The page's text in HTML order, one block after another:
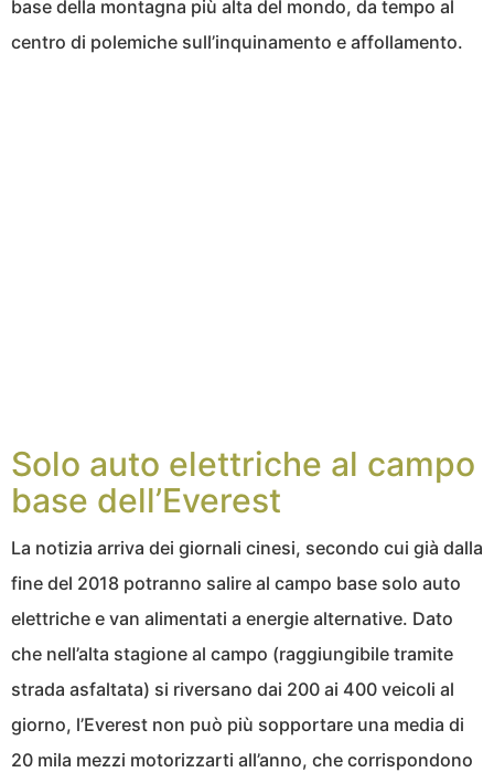
base della montagna più alta del mondo, da tempo al
centro di polemiche sull’inquinamento e affollamento.
Solo auto elettriche al campo
base dell’Everest
La notizia arriva dei giornali cinesi, secondo cui già dalla
fine del 2018 potranno salire al campo base solo auto
elettriche e van alimentati a energie alternative. Dato
che nell’alta stagione al campo (raggiungibile tramite
strada asfaltata) si riversano dai 200 ai 400 veicoli al
giorno, l’Everest non può più sopportare una media di
20 mila mezzi motorizzarti all’anno, che corrispondono